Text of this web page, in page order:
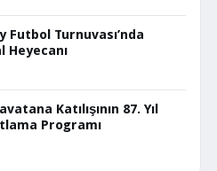
Futbol Turnuvası’nda
Heyecanı
Katılışının 87. Yıl
Programı